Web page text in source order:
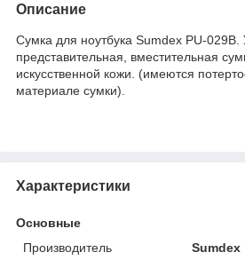
Описание
Сумка для ноутбука Sumdex PU-029B.
представительная, вместительная
искусственной кожи. (имеются
материале сумки).
Характеристики
Основные
Производитель
Sumdex